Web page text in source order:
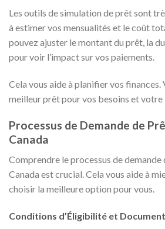
Les outils de simulation de prêt sont
à estimer vos mensualités et le coût
pouvez ajuster le montant du prêt, la
pour voir l’impact sur vos paiements.
Cela vous aide à planifier vos finances.
meilleur prêt pour vos besoins et
Processus de Demande de
Canada
Comprendre le processus de demande
Canada est crucial. Cela vous aide à
choisir la meilleure option pour vous.
Conditions d’Éligibilité et